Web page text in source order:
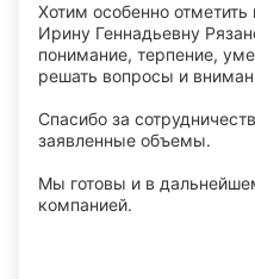
Хотим особенно
Ирину Геннадьевну
понимание, терпение,
решать вопросы и
Спасибо за
заявленные объемы.
Мы готовы и в
компанией.